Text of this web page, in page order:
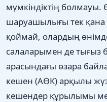
мүмкіндіктің болмауы.
шаруашылығы тек
қоймай, олардың
салаларымен де тығыз
арасындағы өзара
кешен (АӨК) арқылы
кешендер құрылымы